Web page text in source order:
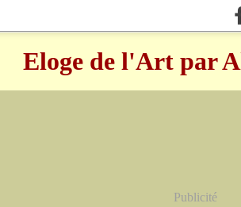
Eloge de l'Art par
Publicité